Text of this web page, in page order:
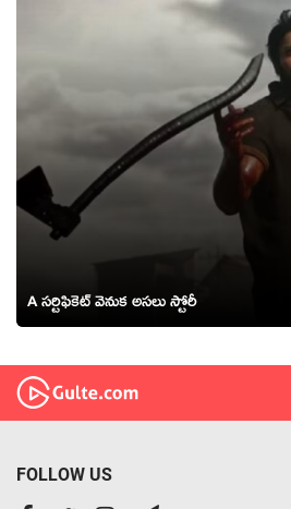
A సర్టిఫికెట్ వెనుక అసలు స్టోరీ
FOLLOW US